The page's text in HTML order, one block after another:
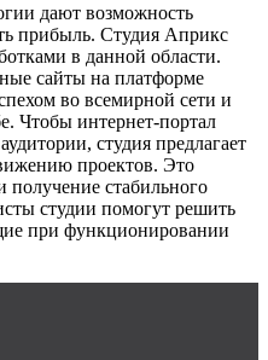
дают возможность
прибыль. Студия Априкс
в данной области.
сайты на платформе
во всемирной сети и
Чтобы интернет-портал
студия предлагает
проектов. Это
получение стабильного
студии помогут решить
при функционировании